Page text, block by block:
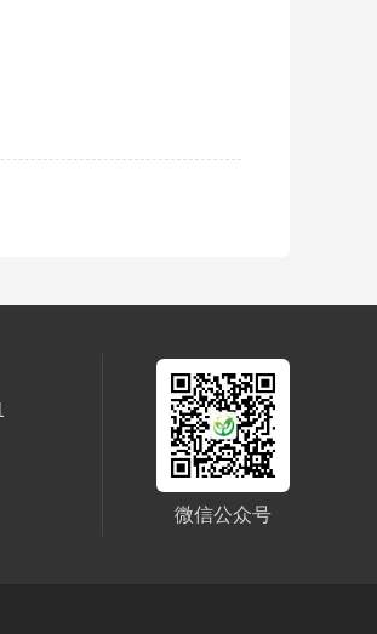
微信公众号